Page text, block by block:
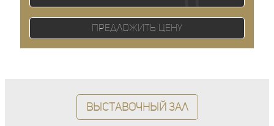
Предложить цену
Выставочный зал